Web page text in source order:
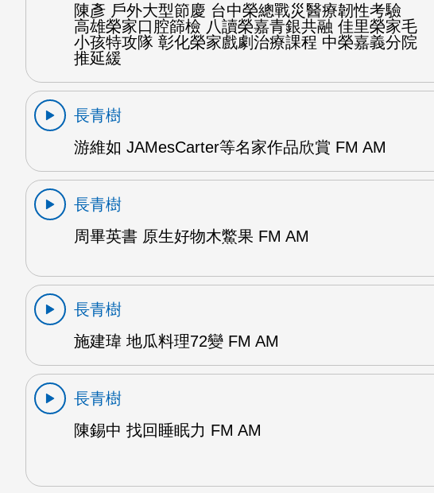
陳彥 戶外大型節慶 台中榮總戰災醫療韌性考驗
高雄榮家口腔篩檢 八讀榮嘉青銀共融 佳里榮家毛
小孩特攻隊 彰化榮家戲劇治療課程 中榮嘉義分院
推延緩
長青樹
游維如 JAMesCarter等名家作品欣賞 FM AM
長青樹
周畢英書 原生好物木鱉果 FM AM
長青樹
施建瑋 地瓜料理72變 FM AM
長青樹
陳錫中 找回睡眠力 FM AM